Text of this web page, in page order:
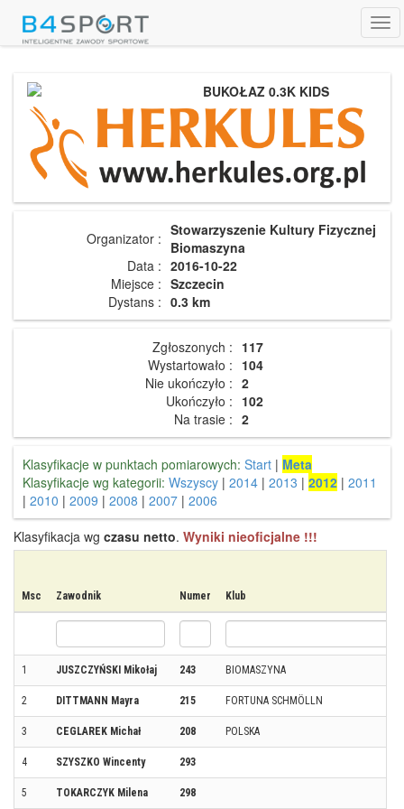
BUKOŁAZ 0.3K KIDS
Organizator : Stowarzyszenie Kultury Fizycznej
Biomaszyna
Data : 2016-10-22
Miejsce : Szczecin
Dystans : 0.3 km
Zgłoszonych : 117
Wystartowało : 104
Nie ukończyło : 2
Ukończyło : 102
Na trasie : 2
Klasyfikacje w punktach pomiarowych: Start | Meta
Klasyfikacje wg kategorii: Wszyscy | 2014 | 2013 | 2012 | 2011
| 2010 | 2009 | 2008 | 2007 | 2006
Klasyfikacja wg czasu netto. Wyniki nieoficjalne !!!
Msc Zawodnik Numer Klub
1 JUSZCZYŃSKI Mikołaj 243 BIOMASZYNA
2 DITTMANN Mayra 215 FORTUNA SCHMÖLLN
3 CEGLAREK Michał 208 POLSKA
4 SZYSZKO Wincenty 293
5 TOKARCZYK Milena 298